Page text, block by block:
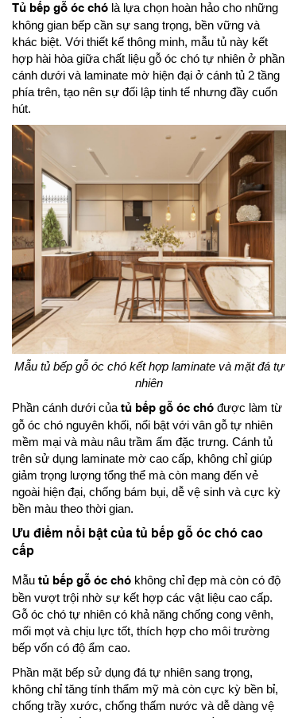
Tủ bếp gỗ óc chó là lựa chọn hoàn hảo cho những
không gian bếp cần sự sang trọng, bền vững và
khác biệt. Với thiết kế thông minh, mẫu tủ này kết
hợp hài hòa giữa chất liệu gỗ óc chó tự nhiên ở phần
cánh dưới và laminate mờ hiện đại ở cánh tủ 2 tầng
phía trên, tạo nên sự đối lập tinh tế nhưng đầy cuốn
hút.
Mẫu tủ bếp gỗ óc chó kết hợp laminate và mặt đá tự
nhiên
Phần cánh dưới của tủ bếp gỗ óc chó được làm từ
gỗ óc chó nguyên khối, nổi bật với vân gỗ tự nhiên
mềm mại và màu nâu trầm ấm đặc trưng. Cánh tủ
trên sử dụng laminate mờ cao cấp, không chỉ giúp
giảm trọng lượng tổng thể mà còn mang đến vẻ
ngoài hiện đại, chống bám bụi, dễ vệ sinh và cực kỳ
bền màu theo thời gian.
Ưu điểm nổi bật của tủ bếp gỗ óc chó cao
cấp
Mẫu tủ bếp gỗ óc chó không chỉ đẹp mà còn có độ
bền vượt trội nhờ sự kết hợp các vật liệu cao cấp.
Gỗ óc chó tự nhiên có khả năng chống cong vênh,
mối mọt và chịu lực tốt, thích hợp cho môi trường
bếp vốn có độ ẩm cao.
Phần mặt bếp sử dụng đá tự nhiên sang trọng,
không chỉ tăng tính thẩm mỹ mà còn cực kỳ bền bỉ,
chống trầy xước, chống thấm nước và dễ dàng vệ